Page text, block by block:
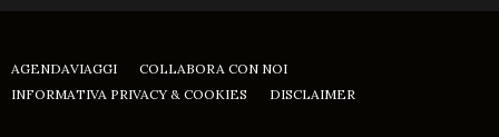
AGENDAVIAGGI
COLLABORA CON NOI
INFORMATIVA PRIVACY & COOKIES
DISCLAIMER